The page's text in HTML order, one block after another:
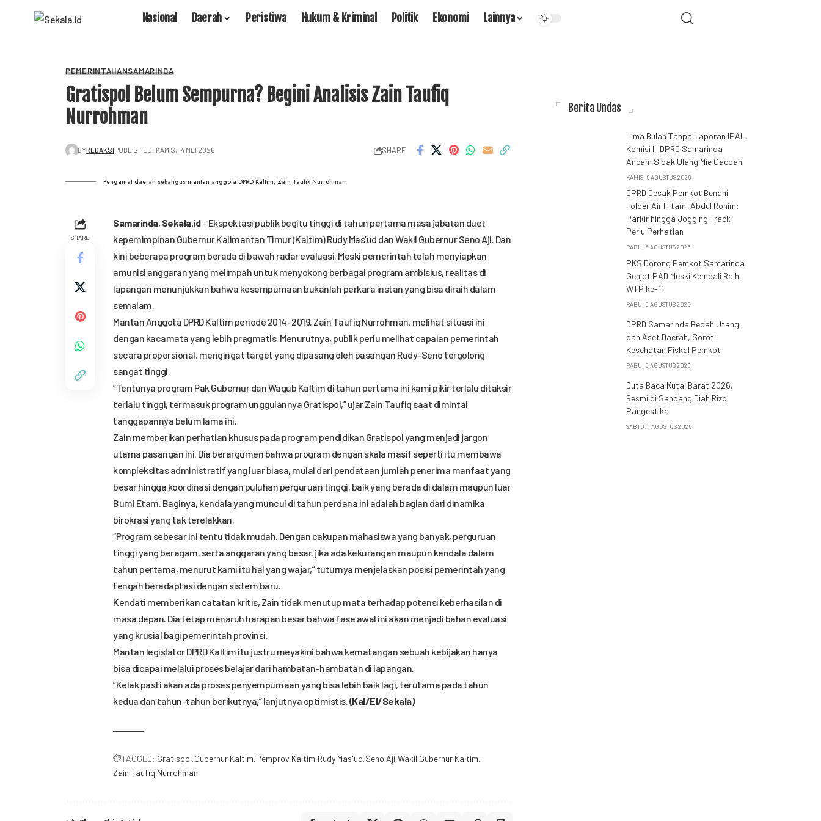
Nasional Daerah Peristiwa Hukum & Kriminal Politik Ekonomi Lainnya
PEMERINTAHANSAMARINDA
Gratispol Belum Sempurna? Begini Analisis Zain Taufiq
Nurrohman
BYREDAKSIPUBLISHED: KAMIS, 14 MEI 2026 SHARE
Pengamat daerah sekaligus mantan anggota DPRD Kaltim, Zain Taufik Nurrohman
SHARE
Samarinda, Sekala.id– Ekspektasi publik begitu tinggi di tahun pertama masa jabatan duet
kepemimpinan Gubernur Kalimantan Timur (Kaltim) Rudy Mas’ud dan Wakil Gubernur Seno Aji. Dan
kini beberapa program berada di bawah radar evaluasi. Meski pemerintah telah menyiapkan
amunisi anggaran yang melimpah untuk menyokong berbagai program ambisius, realitas di
lapangan menunjukkan bahwa kesempurnaan bukanlah perkara instan yang bisa diraih dalam
semalam.
Mantan Anggota DPRD Kaltim periode 2014–2019, Zain Taufiq Nurrohman, melihat situasi ini
dengan kacamata yang lebih pragmatis. Menurutnya, publik perlu melihat capaian pemerintah
secara proporsional, mengingat target yang dipasang oleh pasangan Rudy-Seno tergolong
sangat tinggi.
“Tentunya program Pak Gubernur dan Wagub Kaltim di tahun pertama ini kami pikir terlalu ditaksir
terlalu tinggi, termasuk program unggulannya Gratispol,” ujar Zain Taufiq saat dimintai
tanggapannya belum lama ini.
Zain memberikan perhatian khusus pada program pendidikan Gratispol yang menjadi jargon
utama pasangan ini. Dia berargumen bahwa program dengan skala masif seperti itu membawa
kompleksitas administratif yang luar biasa, mulai dari pendataan jumlah penerima manfaat yang
besar hingga koordinasi dengan puluhan perguruan tinggi, baik yang berada di dalam maupun luar
Bumi Etam. Baginya, kendala yang muncul di tahun perdana ini adalah bagian dari dinamika
birokrasi yang tak terelakkan.
“Program sebesar ini tentu tidak mudah. Dengan cakupan mahasiswa yang banyak, perguruan
tinggi yang beragam, serta anggaran yang besar, jika ada kekurangan maupun kendala dalam
tahun pertama, menurut kami itu hal yang wajar,” tuturnya menjelaskan posisi pemerintah yang
tengah beradaptasi dengan sistem baru.
Kendati memberikan catatan kritis, Zain tidak menutup mata terhadap potensi keberhasilan di
masa depan. Dia tetap menaruh harapan besar bahwa fase awal ini akan menjadi bahan evaluasi
yang krusial bagi pemerintah provinsi.
Mantan legislator DPRD Kaltim itu justru meyakini bahwa kematangan sebuah kebijakan hanya
bisa dicapai melalui proses belajar dari hambatan-hambatan di lapangan.
“Kelak pasti akan ada proses penyempurnaan yang bisa lebih baik lagi, terutama pada tahun
kedua dan tahun-tahun berikutnya,” lanjutnya optimistis.(Kal/El/Sekala)
TAGGED: Gratispol Gubernur Kaltim Pemprov Kaltim Rudy Mas'ud Seno Aji Wakil Gubernur Kaltim
Zain Taufiq Nurrohman
Berita Undas
Lima Bulan Tanpa Laporan IPAL,
Komisi III DPRD Samarinda
Ancam Sidak Ulang Mie Gacoan
KAMIS, 6 AGUSTUS 2026
DPRD Desak Pemkot Benahi
Folder Air Hitam, Abdul Rohim:
Parkir hingga Jogging Track
Perlu Perhatian
RABU, 5 AGUSTUS 2026
PKS Dorong Pemkot Samarinda
Genjot PAD Meski Kembali Raih
WTP ke-11
RABU, 5 AGUSTUS 2026
DPRD Samarinda Bedah Utang
dan Aset Daerah, Soroti
Kesehatan Fiskal Pemkot
RABU, 5 AGUSTUS 2026
Duta Baca Kutai Barat 2026,
Resmi di Sandang Diah Rizqi
Pangestika
SABTU, 1 AGUSTUS 2026